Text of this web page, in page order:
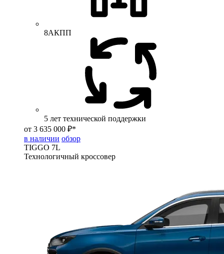
8АКПП
5 лет технической поддержки
от 3 635 000 ₽*
в наличии обзор
TIGGO 7L
Технологичный кроссовер